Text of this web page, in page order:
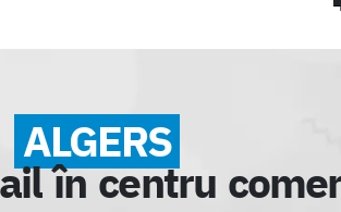
ALGERS
în centru